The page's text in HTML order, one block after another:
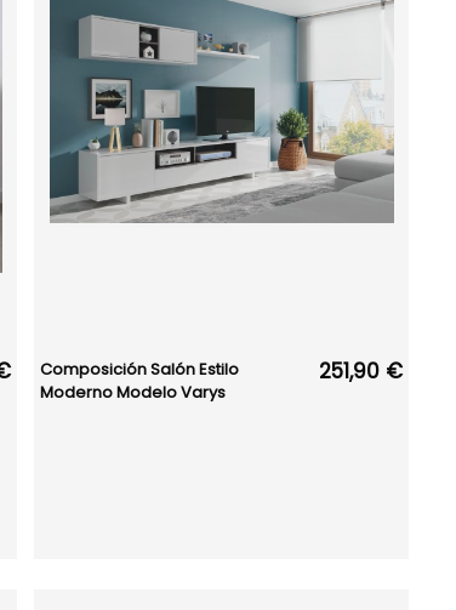
Composición Salón Estilo
Moderno Modelo Varys
251,90 €